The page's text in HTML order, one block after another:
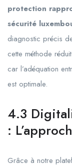
protection
sécurité
diagnostic précis
cette méthode
car l’adéquation
est optimale.
4.3
:
Grâce à notre